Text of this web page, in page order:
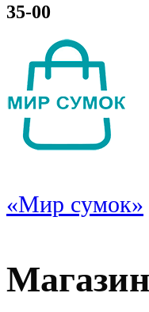
35-00
«Мир сумок»